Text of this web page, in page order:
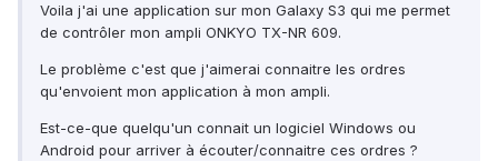
Voila j'ai une application sur mon Galaxy S3 qui me permet
de contrôler mon ampli ONKYO TX-NR 609.
Le problème c'est que j'aimerai connaitre les ordres
qu'envoient mon application à mon ampli.
Est-ce-que quelqu'un connait un logiciel Windows ou
Android pour arriver à écouter/connaitre ces ordres ?